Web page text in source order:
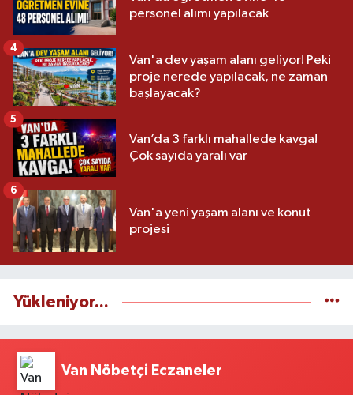
personel alımı yapılacak
Van'a dev yaşam alanı geliyor! Peki
proje nerede yapılacak, ne zaman
başlayacak?
4
Van’da 3 farklı mahallede kavga!
Çok sayıda yaralı var
5
Van'a yeni yaşam alanı ve konut
projesi
6
Yükleniyor...
Van Nöbetçi Eczaneler